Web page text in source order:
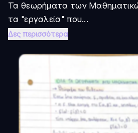
Τα θεωρήματα των Μαθηματικών
τα "εργαλεία" που...
Δες περισσότερα